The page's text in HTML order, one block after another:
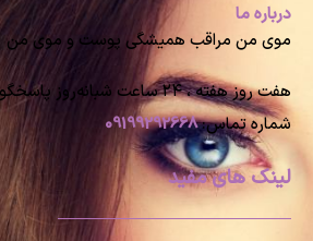
درباره ما
موی من مراقب همیشگی پوست و موی من
هفت روز هفته ، ۲۴ ساعت شبانه‌روز پاسخگوی شما هستیم
شماره تماس:09199292668
لینک های مفید